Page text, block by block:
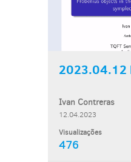
2023.04.12
Ivan Contreras
12.04.2023
Visualizações
476